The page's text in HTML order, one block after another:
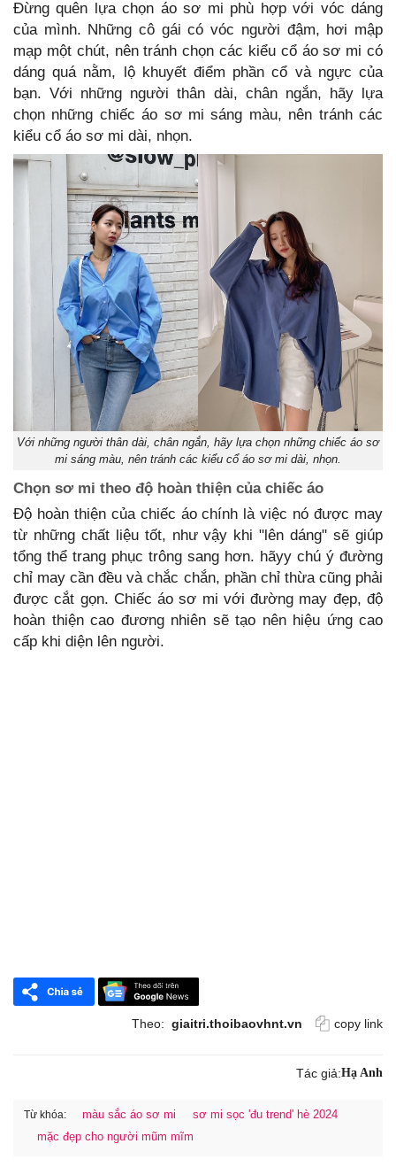
Đừng quên lựa chọn áo sơ mi phù hợp với vóc dáng
của mình. Những cô gái có vóc người đậm, hơi mập
mạp một chút, nên tránh chọn các kiểu cổ áo sơ mi có
dáng quá nằm, lộ khuyết điểm phần cổ và ngực của
bạn. Với những người thân dài, chân ngắn, hãy lựa
chọn những chiếc áo sơ mi sáng màu, nên tránh các
kiểu cổ áo sơ mi dài, nhọn.
Với những người thân dài, chân ngắn, hãy lựa chọn những chiếc áo sơ
mi sáng màu, nên tránh các kiểu cổ áo sơ mi dài, nhọn.
Chọn sơ mi theo độ hoàn thiện của chiếc áo
Độ hoàn thiện của chiếc áo chính là việc nó được may
từ những chất liệu tốt, như vậy khi "lên dáng" sẽ giúp
tổng thể trang phục trông sang hơn. hãyy chú ý đường
chỉ may cần đều và chắc chắn, phần chỉ thừa cũng phải
được cắt gọn. Chiếc áo sơ mi với đường may đẹp, độ
hoàn thiện cao đương nhiên sẽ tạo nên hiệu ứng cao
cấp khi diện lên người.
Theo: giaitri.thoibaovhnt.vn copy link
Tác giả:Hạ Anh
Từ khóa: màu sắc áo sơ mi
sơ mi sọc 'đu trend' hè 2024
mặc đẹp cho người mũm mĩm